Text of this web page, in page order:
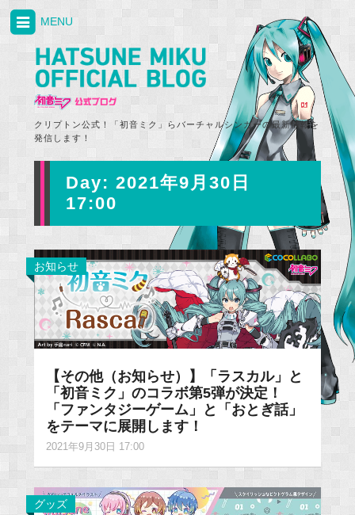
クリプトン公式！「初音ミク」らバーチャルシンガーの最新情報を
発信します！
MENU
Day: 2021年9月30日
17:00
お知らせ
【その他（お知らせ）】「ラスカル」と
「初音ミク」のコラボ第5弾が決定！
「ファンタジーゲーム」と「おとぎ話」
をテーマに展開します！
2021年9月30日 17:00
グッズ